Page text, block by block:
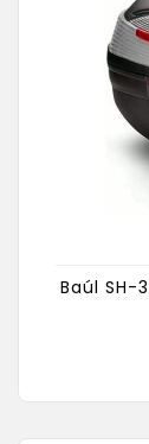
Baúl SH-